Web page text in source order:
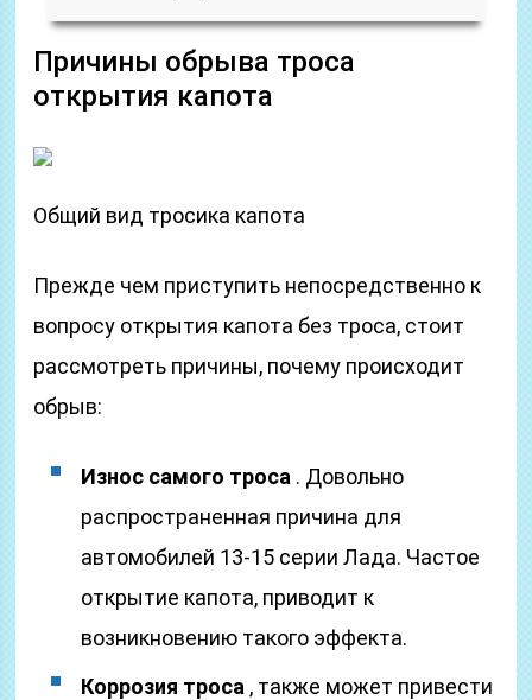
Причины обрыва троса
открытия капота
Общий вид тросика капота
Прежде чем приступить непосредственно к
вопросу открытия капота без троса, стоит
рассмотреть причины, почему происходит
обрыв:
Износ самого троса . Довольно
распространенная причина для
автомобилей 13-15 серии Лада. Частое
открытие капота, приводит к
возникновению такого эффекта.
Коррозия троса , также может привести